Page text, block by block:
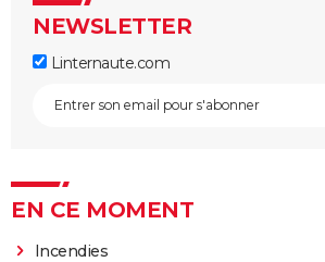
NEWSLETTER
Linternaute.com
EN CE MOMENT
Incendies